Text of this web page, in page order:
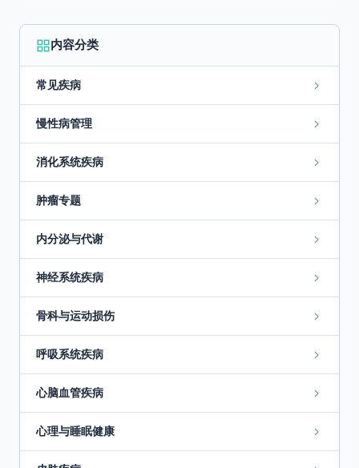
内容分类
常见疾病
慢性病管理
消化系统疾病
肿瘤专题
内分泌与代谢
神经系统疾病
骨科与运动损伤
呼吸系统疾病
心脑血管疾病
心理与睡眠健康